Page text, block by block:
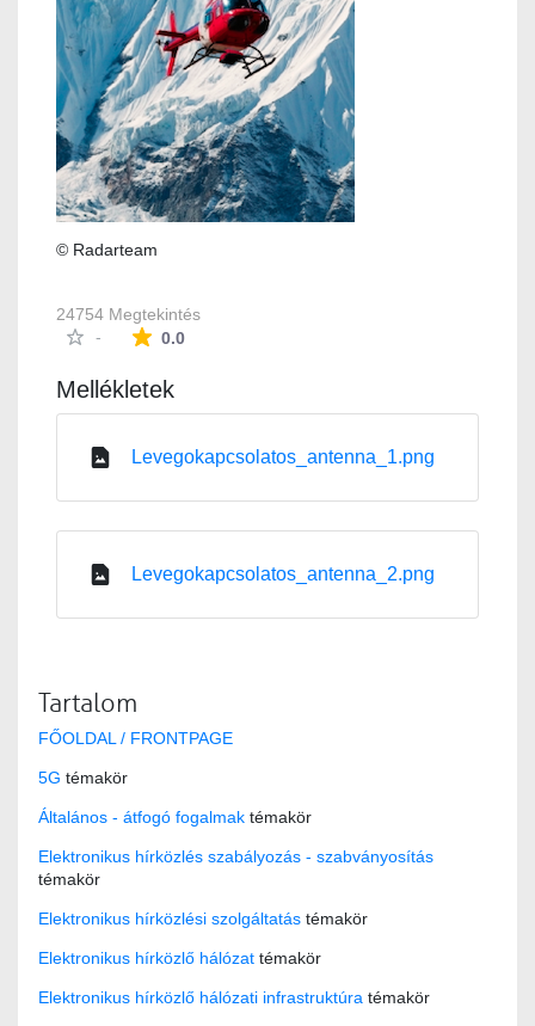
© Radarteam
24754 Megtekintés
-
0.0Az átlagos minősítés 0 csillag a lehetséges 5-
Mellékletek
Levegokapcsolatos_antenna_1.png
Levegokapcsolatos_antenna_2.png
Tartalom
FŐOLDAL / FRONTPAGE
5G témakör
Általános - átfogó fogalmak témakör
Elektronikus hírközlés szabályozás - szabványosítás
témakör
Elektronikus hírközlési szolgáltatás témakör
Elektronikus hírközlő hálózat témakör
Elektronikus hírközlő hálózati infrastruktúra témakör